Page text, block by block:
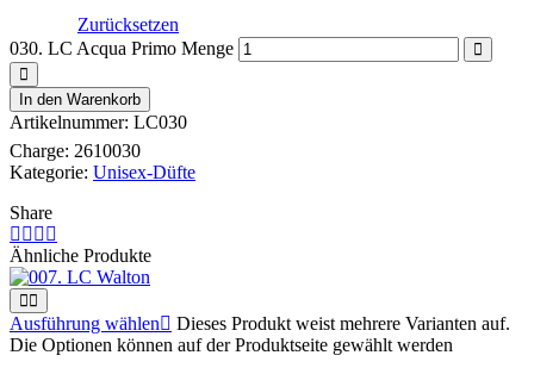
Zurücksetzen
030. LC Acqua Primo Menge
In den Warenkorb
Artikelnummer: LC030
Charge: 2610030
Kategorie: Unisex-Düfte
Share
Ähnliche Produkte
Ausführung wählen
Dieses Produkt weist mehrere Varianten auf.
Die Optionen können auf der Produktseite gewählt werden